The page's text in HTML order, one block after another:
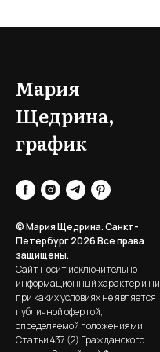
Мария
Щедрина,
график
© Мария Щедрина. Санкт-
Петербург 2026Все права
защищены.
Сайт носит исключительно
информационный характер и ни
при каких условиях не является
публичной офертой,
определяемой положениями
Статьи 437 (2) Гражданского